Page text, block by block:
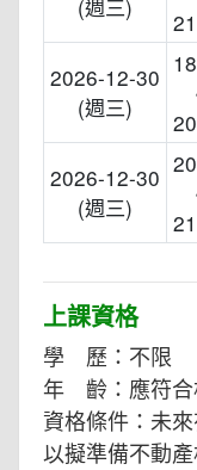
(週三)
2026-12-30
(週三)
2026-12-30
(週三)
上課資格
學 歷：不限
年 齡：應符合
資格條件：未
以擬準備不動